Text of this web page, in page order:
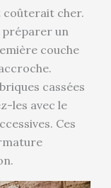
coûterait cher.
préparer un
couche
cassées
les avec le
Ces